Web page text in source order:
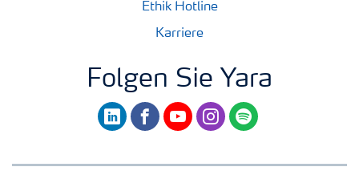
Ethik Hotline
Karriere
Folgen Sie Yara
linkedinfacebookyoutubeinstagram
spotify